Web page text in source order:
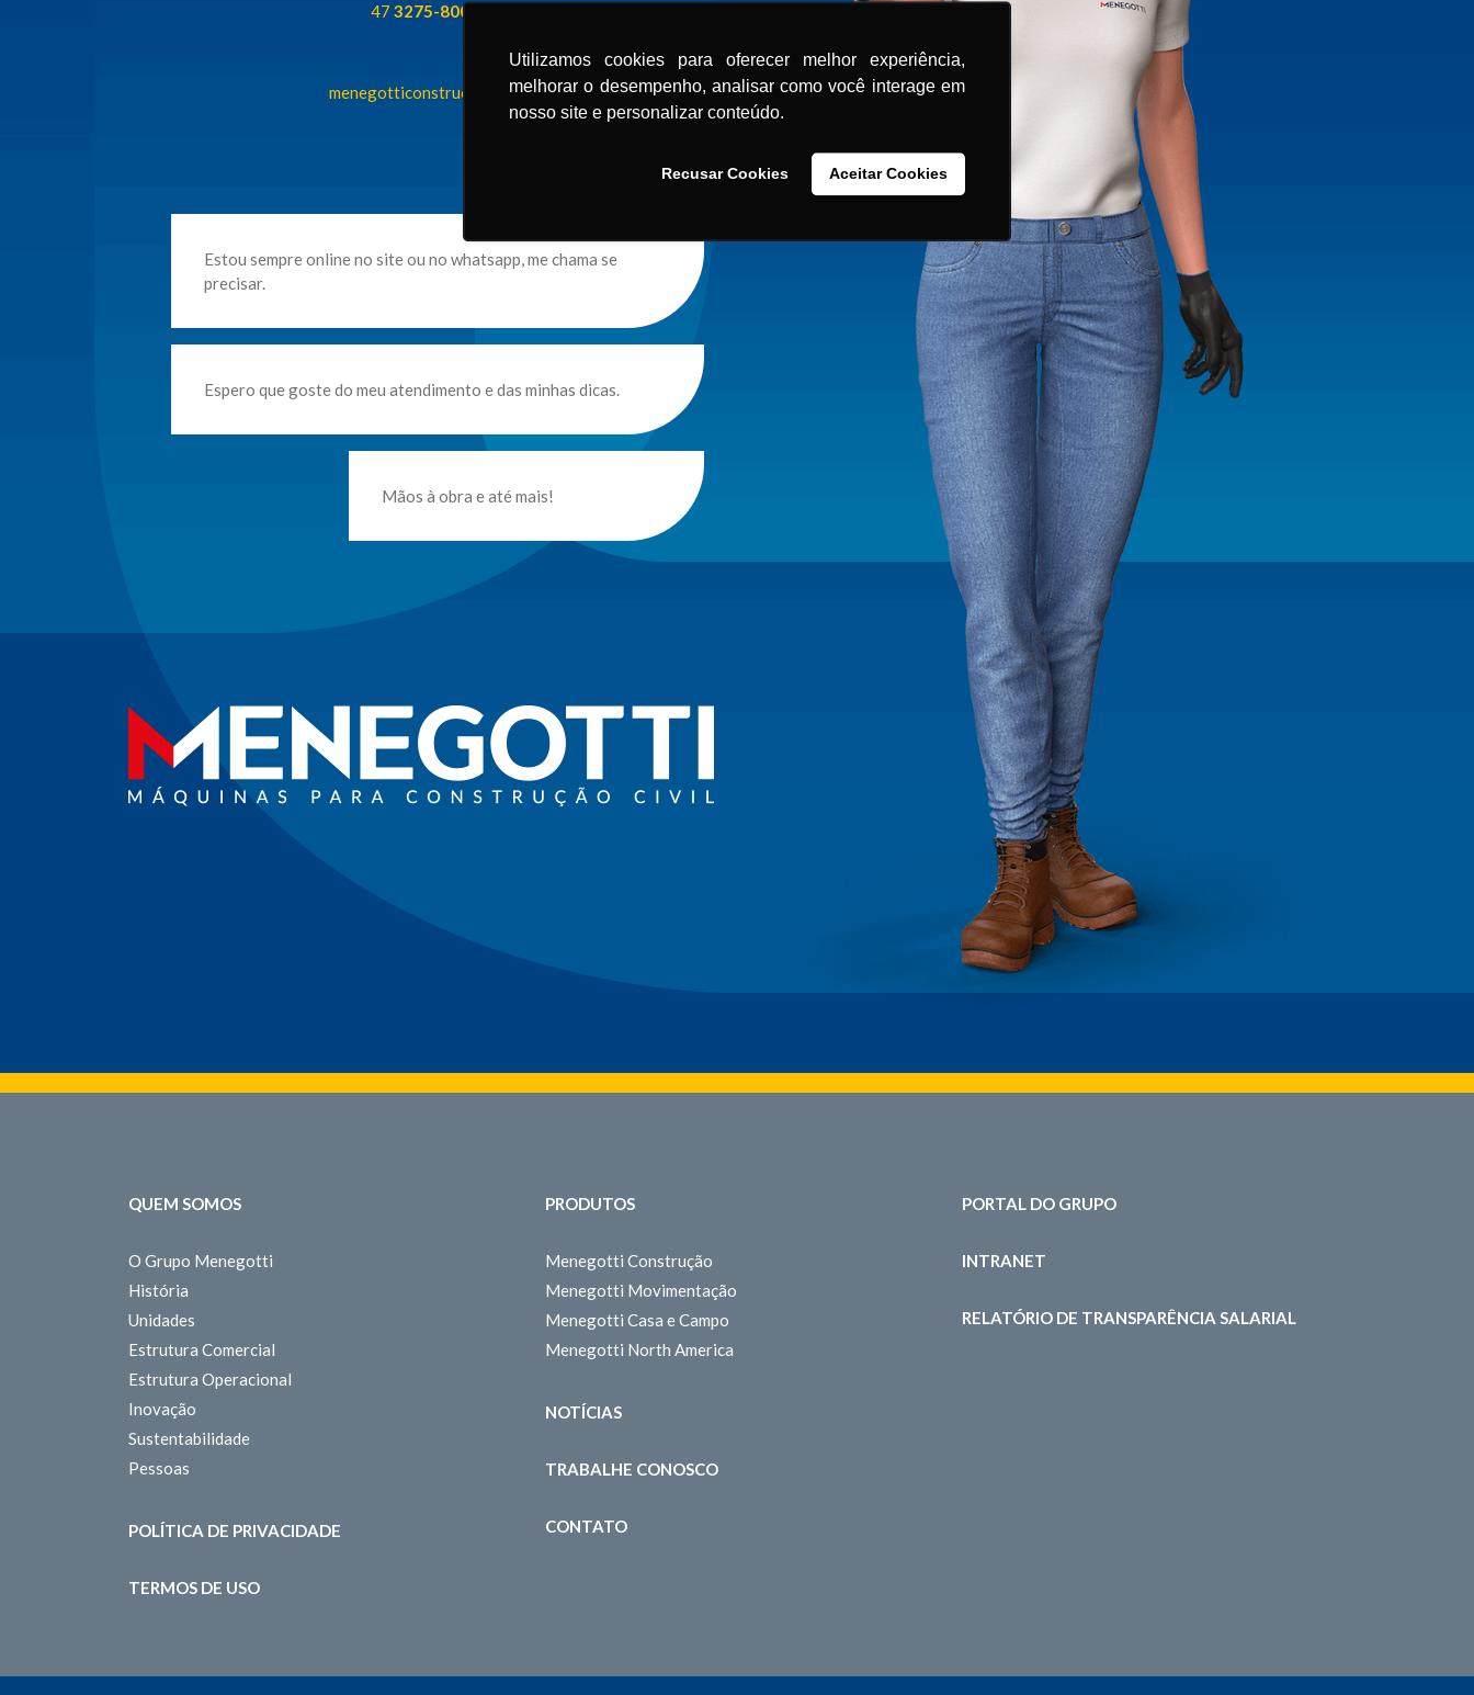
Utilizamos cookies para oferecer melhor experiência,
melhorar o desempenho, analisar como você interage em
nosso site e personalizar conteúdo.
Recusar Cookies Aceitar Cookies
47 3275-8000
menegotticonstrucao.com
Estou sempre online no site ou no whatsapp, me chama se
precisar.
Espero que goste do meu atendimento e das minhas dicas.
Mãos à obra e até mais!
QUEM SOMOS
O Grupo Menegotti
História
Unidades
Estrutura Comercial
Estrutura Operacional
Inovação
Sustentabilidade
Pessoas
POLÍTICA DE PRIVACIDADE
TERMOS DE USO
PRODUTOS
Menegotti Construção
Menegotti Movimentação
Menegotti Casa e Campo
Menegotti North America
NOTÍCIAS
TRABALHE CONOSCO
CONTATO
PORTAL DO GRUPO
INTRANET
RELATÓRIO DE TRANSPARÊNCIA SALARIAL